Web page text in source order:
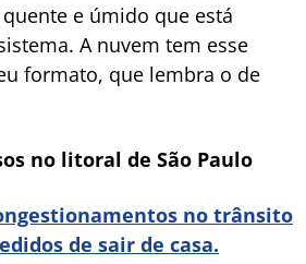
e úmido que está
A nuvem tem esse
formato, que lembra o de
no litoral de São Paulo
no trânsito
de sair de casa.